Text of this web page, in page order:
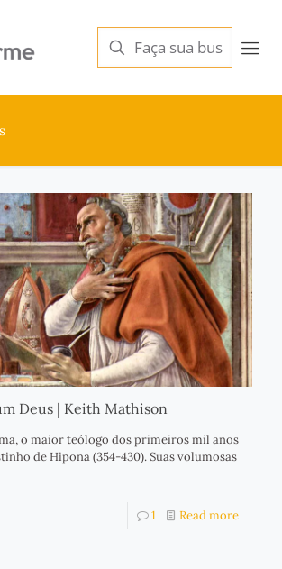
Deus | Keith Mathison
o maior teólogo dos primeiros mil anos
de Hipona (354-430). Suas volumosas
1 Read more